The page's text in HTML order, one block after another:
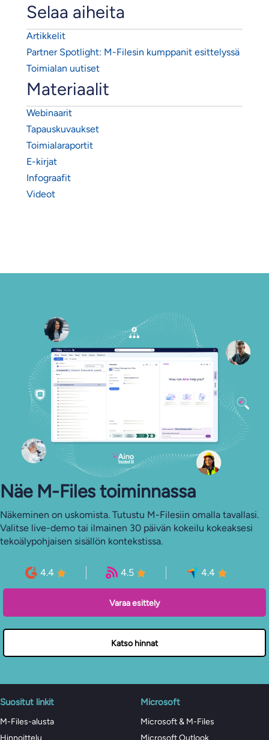
Selaa aiheita
Artikkelit
Partner Spotlight: M-Filesin kumppanit esittelyssä
Toimialan uutiset
Materiaalit
Webinaarit
Tapauskuvaukset
Toimialaraportit
E-kirjat
Infograafit
Videot
Näe M-Files toiminnassa
Näkeminen on uskomista. Tutustu M-Filesiin omalla tavallasi.
Valitse live-demo tai ilmainen 30 päivän kokeilu kokeaksesi
tekoälypohjaisen sisällön kontekstissa.
4.4 4.5 4.4
Varaa esittely
Katso hinnat
Suositut linkit
M-Files-alusta
Microsoft
Microsoft & M-Files